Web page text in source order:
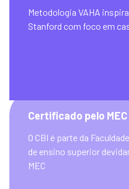
Metodologia VAHA
Certificado pelo MEC
O CBI é parte da
de ensino superior
MEC